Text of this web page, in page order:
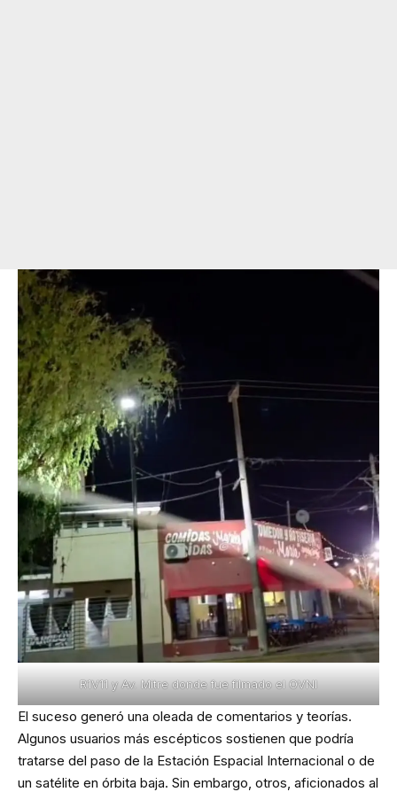
R1V11 y Av. Mitre donde fue filmado el OVNI
El suceso generó una oleada de comentarios y teorías.
Algunos usuarios más escépticos sostienen que podría
tratarse del paso de la Estación Espacial Internacional o de
un satélite en órbita baja. Sin embargo, otros, aficionados al